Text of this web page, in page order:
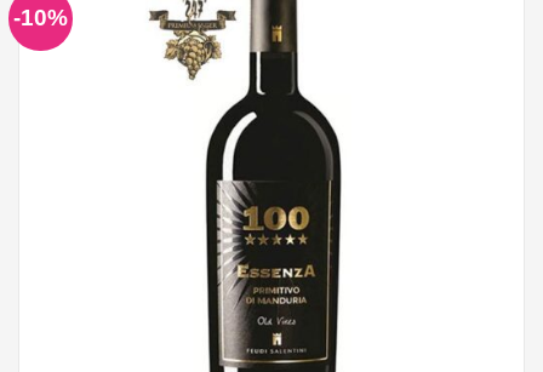
-10%